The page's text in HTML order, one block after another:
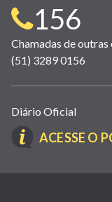
Telefone
para
contato:
156
Chamadas de outras
(51) 3289 0156
Links
úteis
(abrem
nova
Diário Oficial
ACESSE O